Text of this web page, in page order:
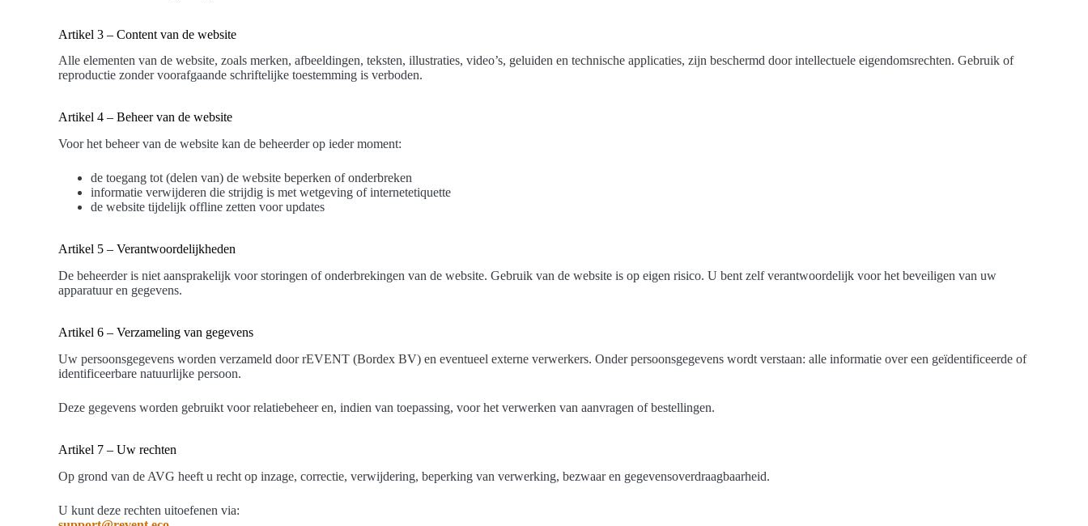
Artikel 3 – Content van de website
Alle elementen van de website, zoals merken, afbeeldingen, teksten, illustraties, video’s, geluiden en technische applicaties, zijn beschermd door intellectuele eigendomsrechten. Gebruik of
reproductie zonder voorafgaande schriftelijke toestemming is verboden.
Artikel 4 – Beheer van de website
Voor het beheer van de website kan de beheerder op ieder moment:
de toegang tot (delen van) de website beperken of onderbreken
informatie verwijderen die strijdig is met wetgeving of internetetiquette
de website tijdelijk offline zetten voor updates
Artikel 5 – Verantwoordelijkheden
De beheerder is niet aansprakelijk voor storingen of onderbrekingen van de website. Gebruik van de website is op eigen risico. U bent zelf verantwoordelijk voor het beveiligen van uw
apparatuur en gegevens.
Artikel 6 – Verzameling van gegevens
Uw persoonsgegevens worden verzameld door rEVENT (Bordex BV) en eventueel externe verwerkers. Onder persoonsgegevens wordt verstaan: alle informatie over een geïdentificeerde of
identificeerbare natuurlijke persoon.
Deze gegevens worden gebruikt voor relatiebeheer en, indien van toepassing, voor het verwerken van aanvragen of bestellingen.
Artikel 7 – Uw rechten
Op grond van de AVG heeft u recht op inzage, correctie, verwijdering, beperking van verwerking, bezwaar en gegevensoverdraagbaarheid.
U kunt deze rechten uitoefenen via: